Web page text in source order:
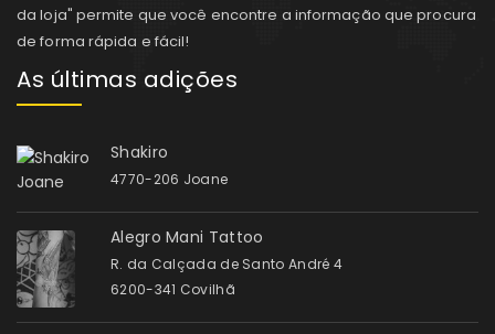
da loja" permite que você encontre a informação que procura
de forma rápida e fácil!
As últimas adições
Shakiro
4770-206 Joane
Alegro Mani Tattoo
R. da Calçada de Santo André 4
6200-341 Covilhã